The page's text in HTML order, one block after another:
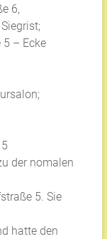
6,
5 – Ecke
der nomalen
5. Sie
hatte den